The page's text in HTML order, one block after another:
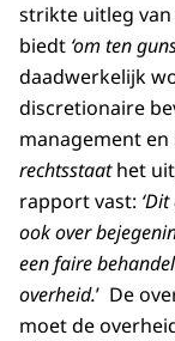
strikte uitleg
biedt ‘om ten
daadwerkelijk
discretionaire
management
rechtsstaathet
rapport vast:
ook over
een faire
overheid.’ De
moet de